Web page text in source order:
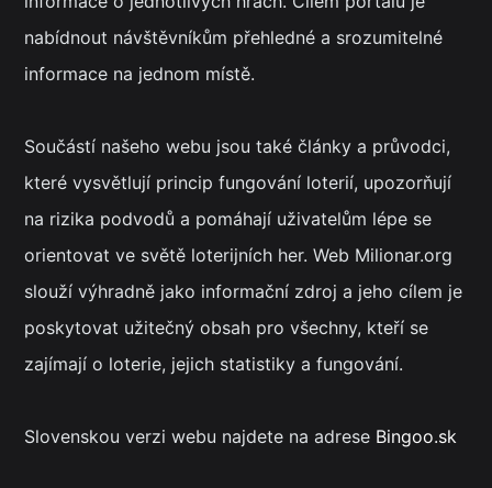
nabídnout návštěvníkům přehledné a srozumitelné
informace na jednom místě.
Součástí našeho webu jsou také články a průvodci,
které vysvětlují princip fungování loterií, upozorňují
na rizika podvodů a pomáhají uživatelům lépe se
orientovat ve světě loterijních her. Web Milionar.org
slouží výhradně jako informační zdroj a jeho cílem je
poskytovat užitečný obsah pro všechny, kteří se
zajímají o loterie, jejich statistiky a fungování.
Slovenskou verzi webu najdete na adrese Bingoo.sk